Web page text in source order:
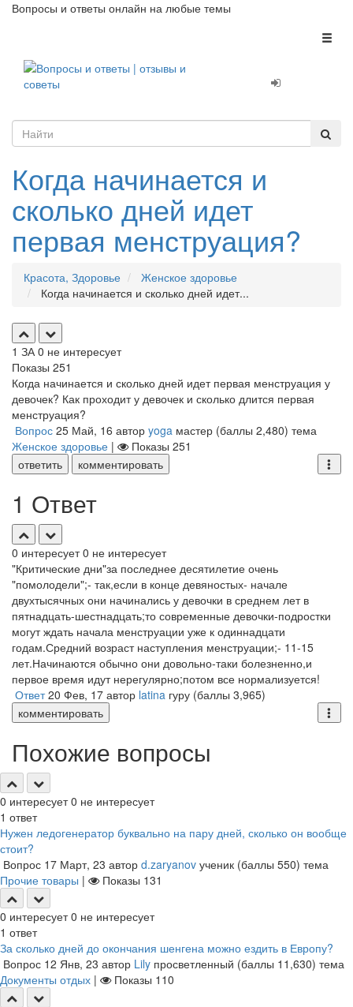
Вопросы и ответы онлайн на любые темы
Когда начинается и
сколько дней идет
первая менструация?
Красота, Здоровье
Женское здоровье
Когда начинается и сколько дней идет...
1 ЗА 0 не интересует
Показы 251
Когда начинается и сколько дней идет первая менструация у
девочек? Как проходит у девочек и сколько длится первая
менструация?
Вопрос 25 Май, 16 автор yoga мастер (баллы 2,480) тема
Женское здоровье | Показы 251
ответить
комментировать
1 Ответ
0 интересует 0 не интересует
"Критические дни"за последнее десятилетие очень
"помолодели";- так,если в конце девяностых- начале
двухтысячных они начинались у девочки в среднем лет в
пятнадцать-шестнадцать;то современные девочки-подростки
могут ждать начала менструации уже к одиннадцати
годам.Средний возраст наступления менструации;- 11-15
лет.Начинаются обычно они довольно-таки болезненно,и
первое время идут нерегулярно;потом все нормализуется!
Ответ 20 Фев, 17 автор latina гуру (баллы 3,965)
комментировать
Похожие вопросы
0 интересует 0 не интересует
1 ответ
Нужен ледогенератор буквально на пару дней, сколько он вообще
стоит?
Вопрос 17 Март, 23 автор d.zaryanov ученик (баллы 550) тема
Прочие товары | Показы 131
0 интересует 0 не интересует
1 ответ
За сколько дней до окончания шенгена можно ездить в Европу?
Вопрос 12 Янв, 23 автор Lily просветленный (баллы 11,630) тема
Документы отдых | Показы 110